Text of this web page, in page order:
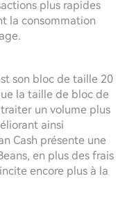
plus rapides
la consommation
son bloc de taille 20
la taille de bloc de
un volume plus
ainsi
Cash présente une
en plus des frais
encore plus à la